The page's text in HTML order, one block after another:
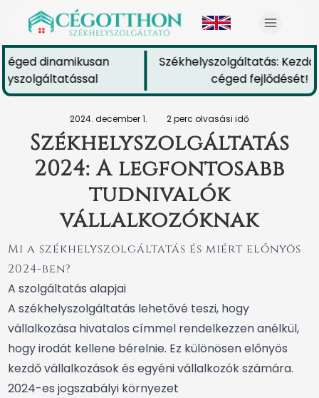
dinamikusan
Székhelyszolgáltatás: Kezdd
céged fejlődését!
2024. december 1. 2 perc olvasási idő
Székhelyszolgáltatás
2024: A legfontosabb
tudnivalók
vállalkozóknak
Mi a székhelyszolgáltatás és miért előnyös
2024-ben?
A szolgáltatás alapjai
A székhelyszolgáltatás lehetővé teszi, hogy
vállalkozása hivatalos címmel rendelkezzen anélkül,
hogy irodát kellene bérelnie. Ez különösen előnyös
kezdő vállalkozások és egyéni vállalkozók számára.
2024-es jogszabályi környezet